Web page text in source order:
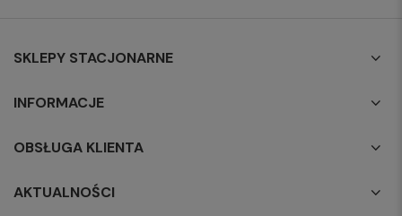
SKLEPY STACJONARNE
INFORMACJE
OBSŁUGA KLIENTA
AKTUALNOŚCI